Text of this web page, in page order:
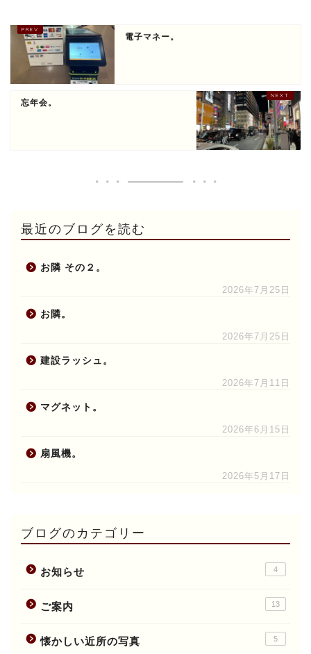
電子マネー。
忘年会。
最近のブログを読む
お隣 その２。
2026年7月25日
お隣。
2026年7月25日
建設ラッシュ。
2026年7月11日
マグネット。
2026年6月15日
扇風機。
2026年5月17日
ブログのカテゴリー
お知らせ 4
ご案内 13
懐かしい近所の写真 5